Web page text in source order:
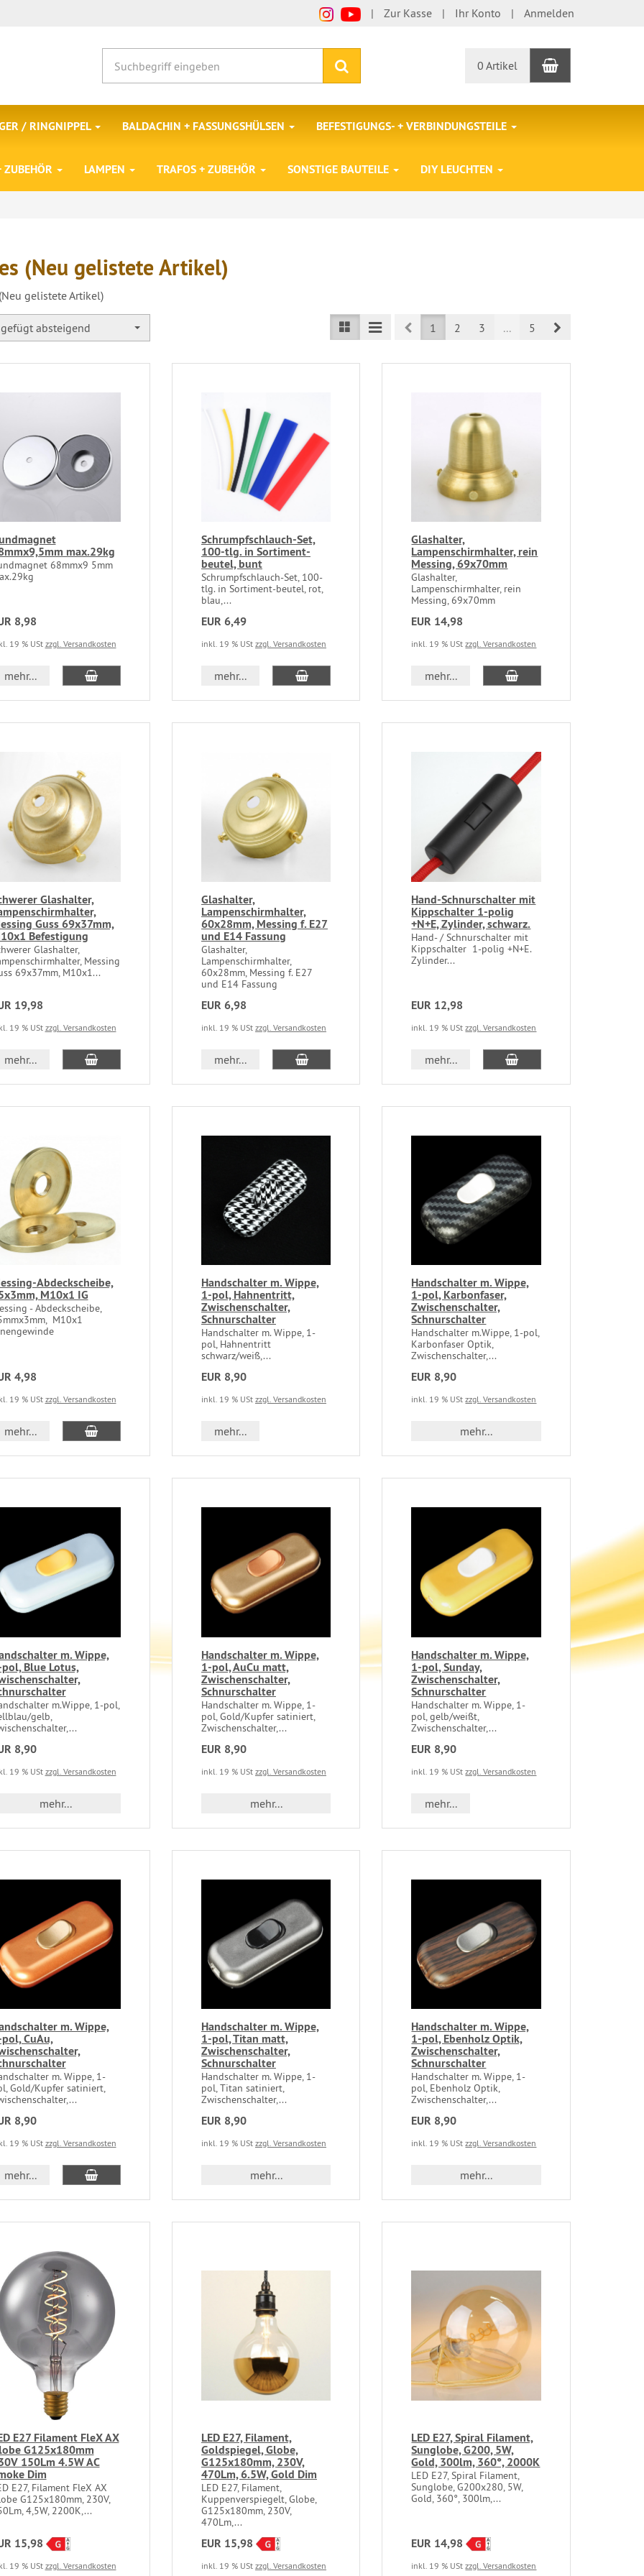
Zur Kasse Ihr Konto Anmelden
0 Artikel Warenkorb
/ RINGNIPPEL BALDACHIN + FASSUNGSHÜLSEN BEFESTIGUNGS- + VERBINDUNGSTEILE
ZUBEHÖR LAMPEN TRAFOS + ZUBEHÖR SONSTIGE BAUTEILE DIY LEUCHTEN
(Neu gelistete Artikel)
gelistete Artikel)
absteigend Prev1 2 3 ... 5 Next
max.29kg
68mmx9 5mm
8,98
19 % USt zzgl. Versandkosten
mehr...
Schrumpfschlauch-Set,
100-tlg. in Sortiment-
beutel, bunt
Schrumpfschlauch-Set, 100-
tlg. in Sortiment-beutel, rot,
blau,...
EUR 6,49
inkl. 19 % USt zzgl. Versandkosten
mehr...
Glashalter,
Lampenschirmhalter, rein
Messing, 69x70mm
Glashalter,
Lampenschirmhalter, rein
Messing, 69x70mm
EUR 14,98
inkl. 19 % UStzzgl. Versandkosten
mehr...
Glashalter,
Guss 69x37mm,
Befestigung
Glashalter,
Messing
69x37mm, M10x1...
19,98
19 % USt zzgl. Versandkosten
mehr...
Glashalter,
Lampenschirmhalter,
60x28mm, Messing f. E27
und E14 Fassung
Glashalter,
Lampenschirmhalter,
60x28mm, Messing f. E27
und E14 Fassung
EUR 6,98
inkl. 19 % USt zzgl. Versandkosten
mehr...
Hand-Schnurschalter mit
Kippschalter 1-polig
+N+E, Zylinder, schwarz.
Hand- / Schnurschalter mit
Kippschalter 1-polig +N+E.
Zylinder...
EUR 12,98
inkl. 19 % UStzzgl. Versandkosten
mehr...
Abdeckscheibe,
M10x1 IG
- Abdeckscheibe,
M10x1
4,98
19 % USt zzgl. Versandkosten
mehr...
Handschalter m. Wippe,
1-pol, Hahnentritt,
Zwischenschalter,
Schnurschalter
Handschalter m. Wippe, 1-
pol, Hahnentritt
schwarz/weiß,...
EUR 8,90
inkl. 19 % USt zzgl. Versandkosten
mehr...
Handschalter m. Wippe,
1-pol, Karbonfaser,
Zwischenschalter,
Schnurschalter
Handschalter m.Wippe, 1-pol,
Karbonfaser Optik,
Zwischenschalter,...
EUR 8,90
inkl. 19 % UStzzgl. Versandkosten
mehr...
m. Wippe,
Blue Lotus,
m.Wippe, 1-pol,
gelb,
8,90
19 % USt zzgl. Versandkosten
mehr...
Handschalter m. Wippe,
1-pol, AuCu matt,
Zwischenschalter,
Schnurschalter
Handschalter m. Wippe, 1-
pol, Gold/Kupfer satiniert,
Zwischenschalter,...
EUR 8,90
inkl. 19 % USt zzgl. Versandkosten
mehr...
Handschalter m. Wippe,
1-pol, Sunday,
Zwischenschalter,
Schnurschalter
Handschalter m. Wippe, 1-
pol, gelb/weißt,
Zwischenschalter,...
EUR 8,90
inkl. 19 % UStzzgl. Versandkosten
mehr...
m. Wippe,
CuAu,
m. Wippe, 1-
Gold/Kupfer satiniert,
8,90
19 % USt zzgl. Versandkosten
mehr...
Handschalter m. Wippe,
1-pol, Titan matt,
Zwischenschalter,
Schnurschalter
Handschalter m. Wippe, 1-
pol, Titan satiniert,
Zwischenschalter,...
EUR 8,90
inkl. 19 % USt zzgl. Versandkosten
mehr...
Handschalter m. Wippe,
1-pol, Ebenholz Optik,
Zwischenschalter,
Schnurschalter
Handschalter m. Wippe, 1-
pol, Ebenholz Optik,
Zwischenschalter,...
EUR 8,90
inkl. 19 % UStzzgl. Versandkosten
mehr...
E27 Filament FleX AX
G125x180mm
150Lm 4.5W AC
Dim
E27, Filament FleX AX
G125x180mm, 230V,
4,5W, 2200K,...
15,98
19 % USt zzgl. Versandkosten
LED E27, Filament,
Goldspiegel, Globe,
G125x180mm, 230V,
470Lm, 6.5W, Gold Dim
LED E27, Filament,
Kuppenverspiegelt, Globe,
G125x180mm, 230V,
470Lm,...
EUR 15,98
inkl. 19 % USt zzgl. Versandkosten
LED E27, Spiral Filament,
Sunglobe, G200, 5W,
Gold, 300lm, 360°, 2000K
LED E27, Spiral Filament,
Sunglobe, G200x280, 5W,
Gold, 360°, 300lm,...
EUR 14,98
inkl. 19 % UStzzgl. Versandkosten